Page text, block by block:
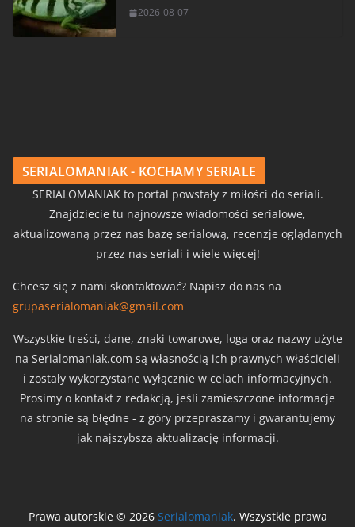
2026-08-07
SERIALOMANIAK - KOCHAMY SERIALE
SERIALOMANIAK to portal powstały z miłości do seriali.
Znajdziecie tu najnowsze wiadomości serialowe,
aktualizowaną przez nas bazę serialową, recenzje oglądanych
przez nas seriali i wiele więcej!
Chcesz się z nami skontaktować? Napisz do nas na
grupaserialomaniak@gmail.com
Wszystkie treści, dane, znaki towarowe, loga oraz nazwy użyte
na Serialomaniak.com są własnością ich prawnych właścicieli
i zostały wykorzystane wyłącznie w celach informacyjnych.
Prosimy o kontakt z redakcją, jeśli zamieszczone informacje
na stronie są błędne - z góry przepraszamy i gwarantujemy
jak najszybszą aktualizację informacji.
Prawa autorskie © 2026 Serialomaniak. Wszystkie prawa